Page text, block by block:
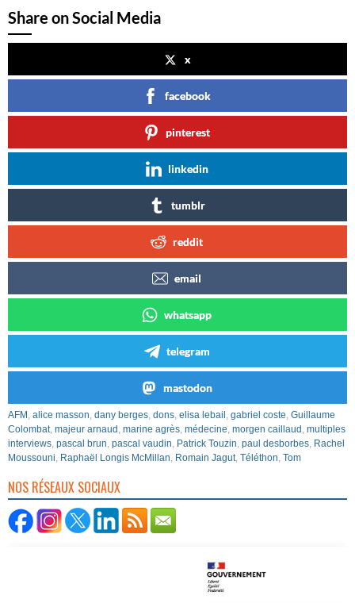
Share on Social Media
x
facebook
pinterest
linkedin
tumblr
reddit
email
whatsapp
telegram
mastodon
AFM , alice masson, dany berges, dons, elisa lebail , gabriel coste, Guillaume
Colombat, majeur arnaud , marine agrès, médecine, morgen caillaud , multiples
interviews, pascal brun, pascal vaudin, Patrick Touzin, paul desborbes, Rachel
Moussouni, Raphaël Longis McMillan, Romain Jagut, Téléthon, Tom
NOS RÉSEAUX SOCIAUX